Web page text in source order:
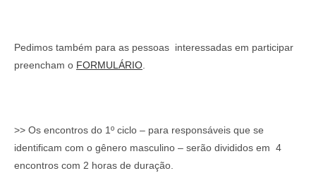
Pedimos também para as pessoas interessadas em participar
preencham o FORMULÁRIO.
>> Os encontros do 1º ciclo – para responsáveis que se
identificam com o gênero masculino – serão divididos em 4
encontros com 2 horas de duração.